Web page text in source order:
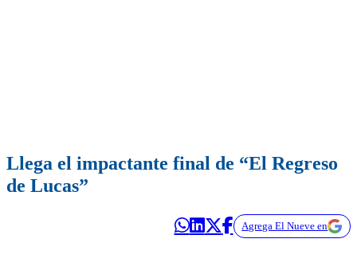
Llega el impactante final de “El Regreso
de Lucas”
Agrega El Nueve en